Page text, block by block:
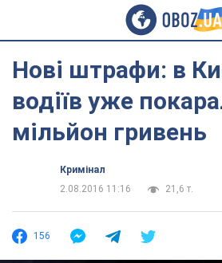
Нові штрафи: в
водіїв уже
мільйон гривень
Кримінал
2.08.2016 11:16
21,6 т.
156